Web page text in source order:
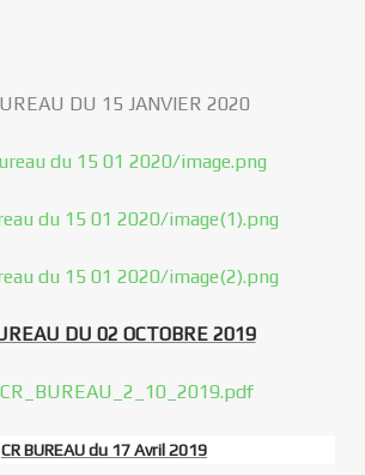
DU 15 JANVIER 2020
du 15 01 2020/image.png
du 15 01 2020/image(1).png
du 15 01 2020/image(2).png
DU 02 OCTOBRE 2019
CR BUREAU du 17 Avril 2019